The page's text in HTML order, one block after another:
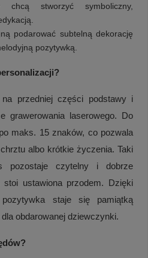
stworzyć symboliczny,
podarować subtelną dekorację
pozytywką.
przedniej części podstawy i
grawerowania laserowego. Do
maks. 15 znaków, co pozwala
albo krótkie życzenia. Taki
pozostaje czytelny i dobrze
ustawiona przodem. Dzięki
pozytywka staje się pamiątką
obdarowanej dziewczynki.